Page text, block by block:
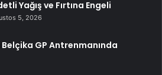
Yağış ve Fırtına Engeli
5, 2026
Belçika GP Antrenmanında